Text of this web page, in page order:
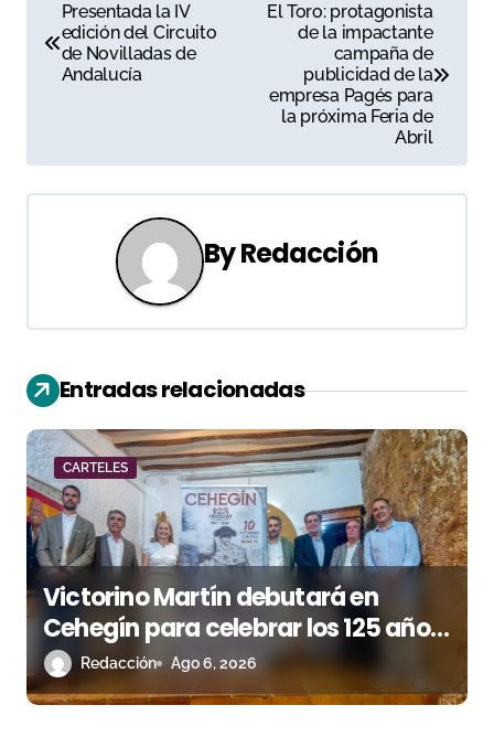
a
g
i
ó
n
d
e
e
n
r
Presentada la IV
edición del Circuito
de Novilladas de
Andalucía
El Toro: protagonista
de la impactante
campaña de
publicidad de la
empresa Pagés para
la próxima Feria de
Abril
ByRedacción
Entradas relacionadas
CARTELES
Victorino Martín debutará en
Cehegín para celebrar los 125 años
de su plaza
Redacción Ago 6, 2026